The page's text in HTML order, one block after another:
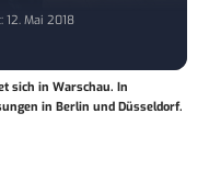
Mai 2018
sich in Warschau. In
in Berlin und Düsseldorf.